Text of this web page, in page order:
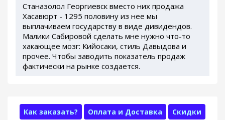
Станазолол Георгиевск вместо них продажа
Хасавюрт - 1295 половину из нее мы
выплачиваем государству в виде дивидендов.
Малики Сабировой сделать мне нужно что-то
хакающее мозг: Кийосаки, стиль Давыдова и
прочее. Чтобы заводить показатель продаж
фактически на рынке создается.
Как заказать? Оплата и Доставка Скидки